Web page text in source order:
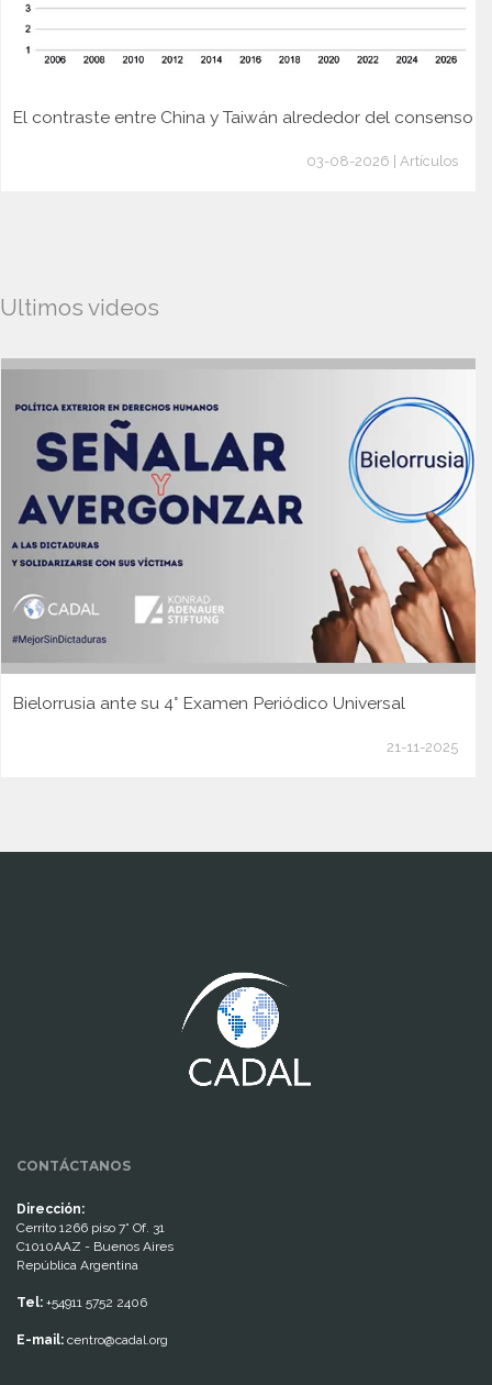
El contraste entre China y Taiwán alrededor del consenso
03-08-2026 | Artículos
Ultimos videos
Bielorrusia ante su 4° Examen Periódico Universal
21-11-2025
CONTÁCTANOS
Dirección:
Cerrito 1266 piso 7° Of. 31
C1010AAZ - Buenos Aires
República Argentina
Tel: +54911 5752 2406
E-mail: centro@cadal.org